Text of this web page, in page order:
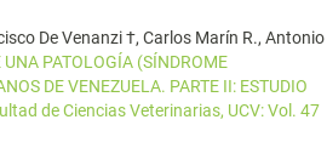
De Venanzi †, Carlos Marín R., Antonio
PATOLOGÍA (SÍNDROME
DE VENEZUELA. PARTE II: ESTUDIO
de Ciencias Veterinarias, UCV: Vol. 47